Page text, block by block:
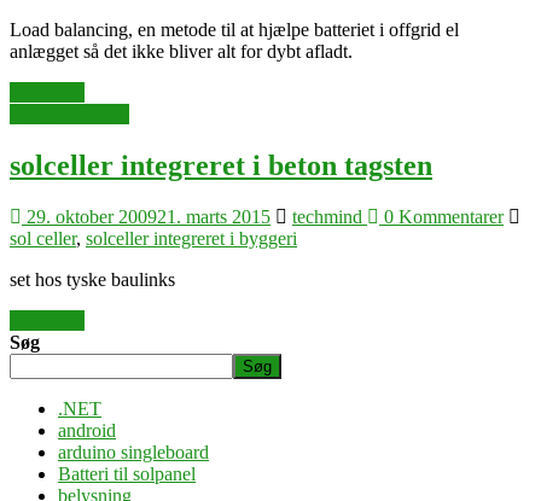
Load balancing, en metode til at hjælpe batteriet i offgrid el
anlægget så det ikke bliver alt for dybt afladt.
solceller integreret i beton tagsten
29. oktober 200921. marts 2015 techmind
0 Kommentarer
sol celler, solceller integreret i byggeri
set hos tyske baulinks
Søg
Søg
.NET
android
arduino singleboard
Batteri til solpanel
belysning